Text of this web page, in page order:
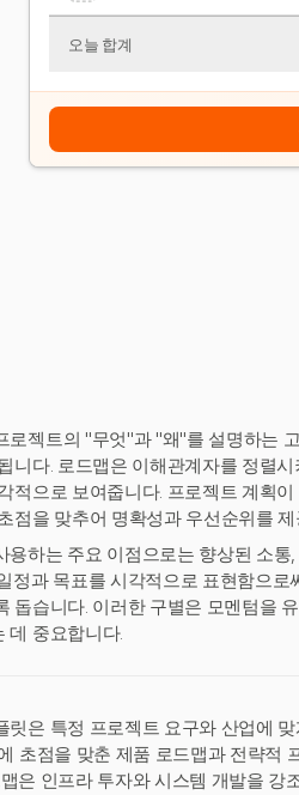
오늘 합계
로젝트의 "무엇"과 "왜"를 설명하는
니다. 로드맵은 이해관계자를 정렬
적으로 보여줍니다. 프로젝트 계획
점을 맞추어 명확성과 우선순위를
용하는 주요 이점으로는 향상된 소
정과 목표를 시각적으로 표현함으
돕습니다. 이러한 구별은 모멘텀을
데 중요합니다.
릿은 특정 프로젝트 요구와 산업에
초점을 맞춘 제품 로드맵과 전략적
은 인프라 투자와 시스템 개발을